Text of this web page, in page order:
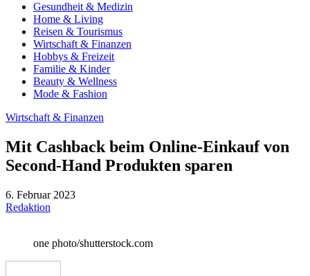
Gesundheit & Medizin
Home & Living
Reisen & Tourismus
Wirtschaft & Finanzen
Hobbys & Freizeit
Familie & Kinder
Beauty & Wellness
Mode & Fashion
Wirtschaft & Finanzen
Mit Cashback beim Online-Einkauf von
Second-Hand Produkten sparen
6. Februar 2023
Redaktion
one photo/shutterstock.com